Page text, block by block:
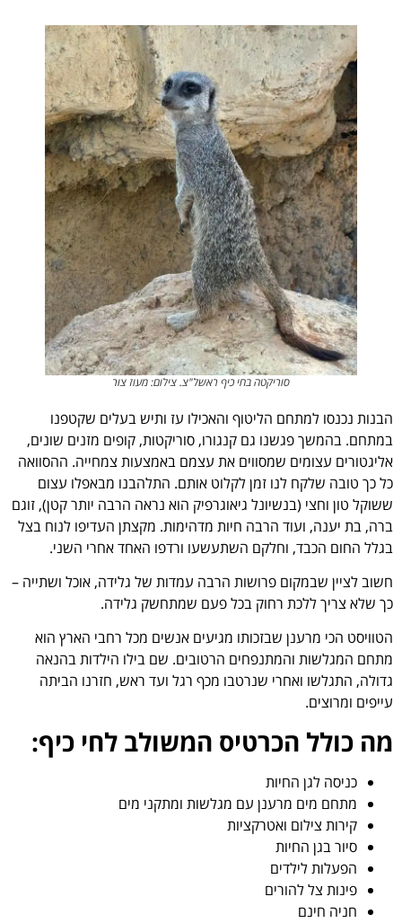
סוריקטה בחי כיף ראשל"צ. צילום: מעוז צור
הבנות נכנסו למתחם הליטוף והאכילו עז ותיש בעלים שקטפנו
במתחם. בהמשך פגשנו גם קנגורו, סוריקטות, קופים מזנים שונים,
אליגטורים עצומים שמסווים את עצמם באמצעות צמחייה. ההסוואה
כל כך טובה שלקח לנו זמן לקלוט אותם. התלהבנו מבאפלו עצום
ששוקל טון וחצי (בנשיונל גיאוגרפיק הוא נראה הרבה יותר קטן), זוגם
ברה, בת יענה, ועוד הרבה חיות מדהימות. מקצתן העדיפו לנוח בצל
בגלל החום הכבד, וחלקם השתעשעו ורדפו האחד אחרי השני.
חשוב לציין שבמקום פרושות הרבה עמדות של גלידה, אוכל ושתייה –
כך שלא צריך ללכת רחוק בכל פעם שמתחשק גלידה.
הטוויסט הכי מרענן שבזכותו מגיעים אנשים מכל רחבי הארץ הוא
מתחם המגלשות והמתנפחים הרטובים. שם בילו הילדות בהנאה
גדולה, התגלשו ואחרי שנרטבו מכף רגל ועד ראש, חזרנו הביתה
עייפים ומרוצים.
מה כולל הכרטיס המשולב לחי כיף:
כניסה לגן החיות
מתחם מים מרענן עם מגלשות ומתקני מים
קירות צילום ואטרקציות
סיור בגן החיות
הפעלות לילדים
פינות צל להורים
חניה חינם